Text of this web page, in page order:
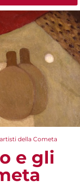
della Cometa
e gli